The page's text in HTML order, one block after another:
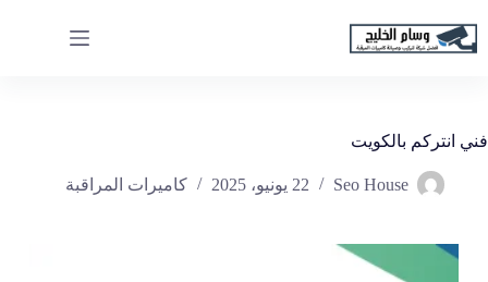
إلى
المحتوى
فني انتركم بالكويت
Seo House 22 يونيو، 2025 كاميرات المراقبة